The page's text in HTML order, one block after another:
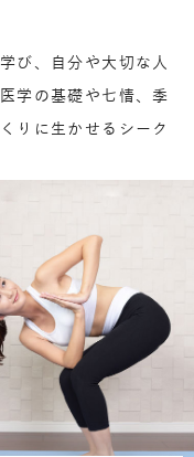
び、自分や大切な人
学の基礎や七情、季
りに生かせるシーク